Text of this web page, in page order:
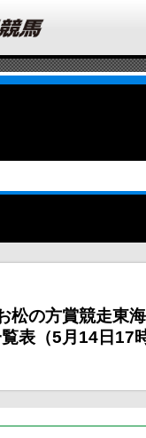
松の方賞競走東
表（5月14日17